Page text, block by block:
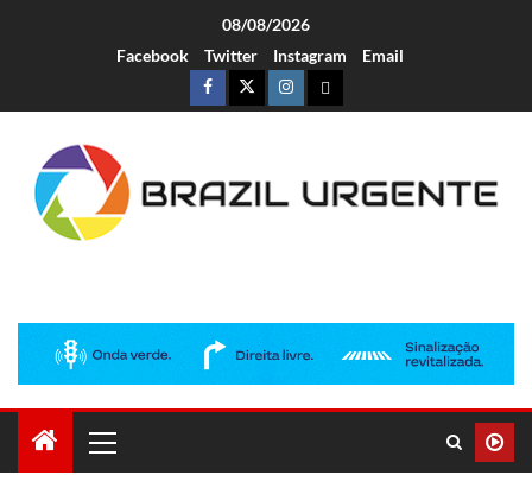
08/08/2026
Facebook
Twitter Instagram Email